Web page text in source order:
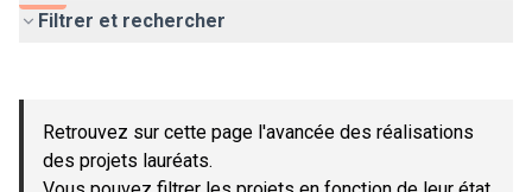
Filtrer et rechercher
−
Retrouvez sur cette page l'avancée des réalisations
des projets lauréats.